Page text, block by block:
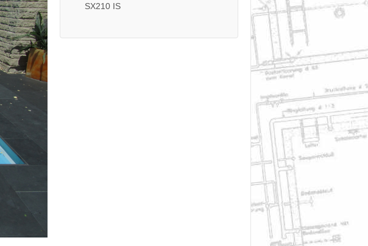
SX210 IS